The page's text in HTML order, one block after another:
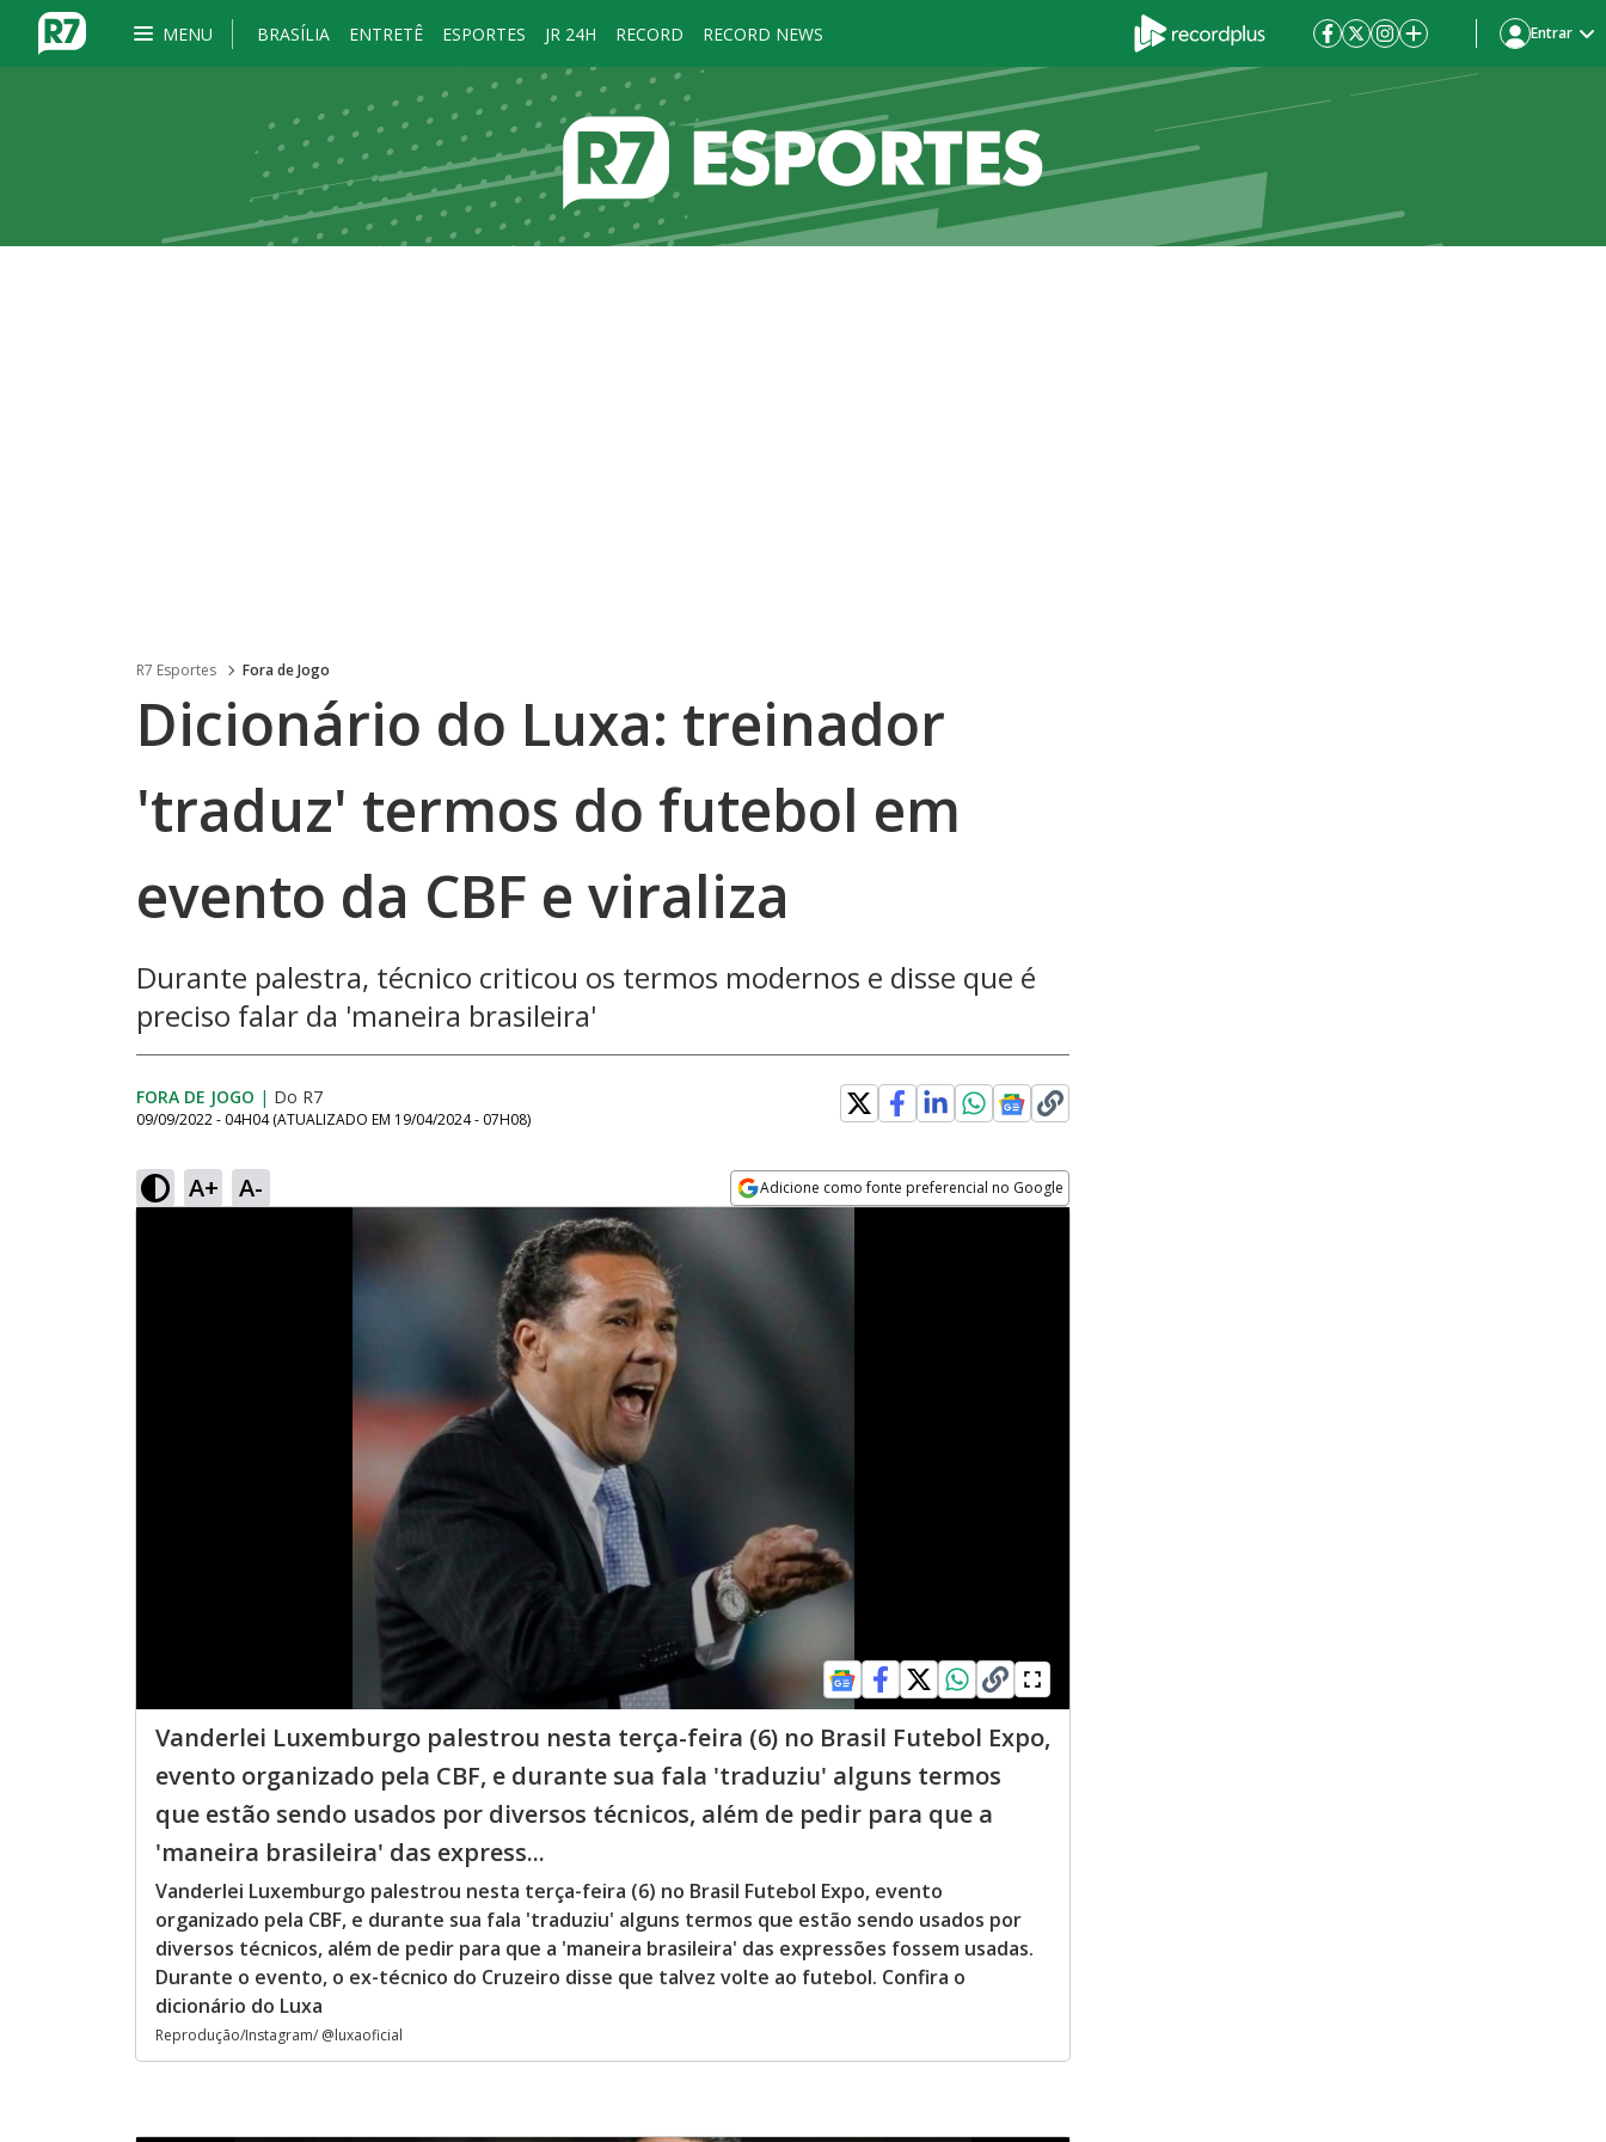
MENU BRASÍLIA ENTRETÊ ESPORTES JR 24H RECORD RECORD NEWS Entrar
R7 Esportes Fora de Jogo
Dicionário do Luxa: treinador
'traduz' termos do futebol em
evento da CBF e viraliza
Durante palestra, técnico criticou os termos modernos e disse que é
preciso falar da 'maneira brasileira'
FORA DE JOGO | Do R7
09/09/2022 - 04H04 (ATUALIZADO EM 19/04/2024 - 07H08)
A+ A- Adicione como fonte preferencial no Google
Opens in new window
Vanderlei Luxemburgo palestrou nesta terça-feira (6) no Brasil Futebol Expo,
evento organizado pela CBF, e durante sua fala 'traduziu' alguns termos
que estão sendo usados por diversos técnicos, além de pedir para que a
'maneira brasileira' das express...
Vanderlei Luxemburgo palestrou nesta terça-feira (6) no Brasil Futebol Expo, evento
organizado pela CBF, e durante sua fala 'traduziu' alguns termos que estão sendo usados por
diversos técnicos, além de pedir para que a 'maneira brasileira' das expressões fossem usadas.
Durante o evento, o ex-técnico do Cruzeiro disse que talvez volte ao futebol. Confira o
dicionário do Luxa
Reprodução/Instagram/ @luxaoficial